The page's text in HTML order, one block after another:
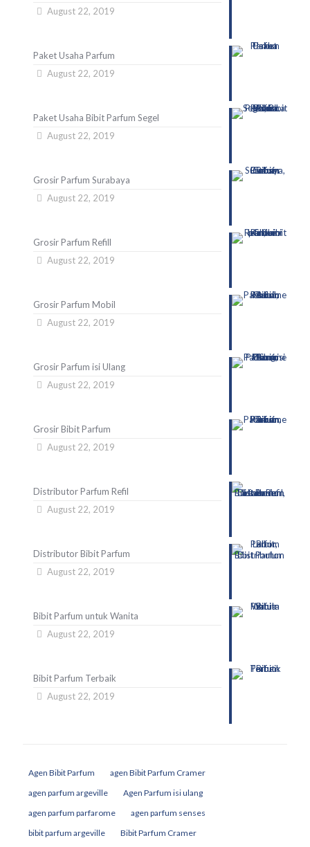
August 22, 2019
Paket Usaha Parfum
August 22, 2019
Paket Usaha Bibit Parfum Segel
August 22, 2019
Grosir Parfum Surabaya
August 22, 2019
Grosir Parfum Refill
August 22, 2019
Grosir Parfum Mobil
August 22, 2019
Grosir Parfum isi Ulang
August 22, 2019
Grosir Bibit Parfum
August 22, 2019
Distributor Parfum Refil
August 22, 2019
Distributor Bibit Parfum
August 22, 2019
Bibit Parfum untuk Wanita
August 22, 2019
Bibit Parfum Terbaik
August 22, 2019
Agen Bibit Parfum
agen Bibit Parfum Cramer
agen parfum argeville
Agen Parfum isi ulang
agen parfum parfarome
agen parfum senses
bibit parfum argeville
Bibit Parfum Cramer